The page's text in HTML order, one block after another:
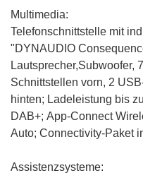
Multimedia:
Telefonschnittstelle mit
"DYNAUDIO
Lautsprecher,Subwoofer,
Schnittstellen vorn, 2
hinten; Ladeleistung bis
DAB+; App-Connect
Auto; Connectivity-Paket
Assistenzsysteme: